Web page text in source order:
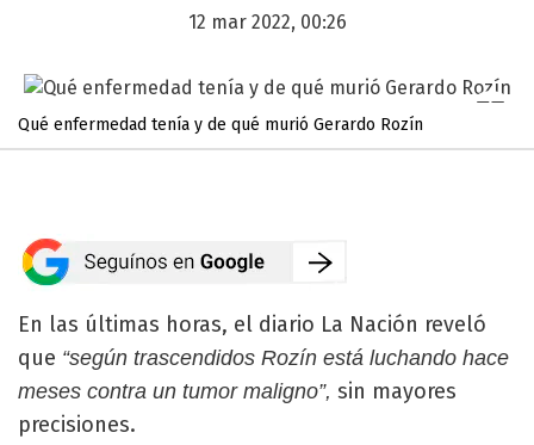
12 mar 2022, 00:26
Qué enfermedad tenía y de qué murió Gerardo Rozín
En las últimas horas, el diario La Nación reveló
que “según trascendidos Rozín está luchando hace
meses contra un tumor maligno”, sin mayores
precisiones.